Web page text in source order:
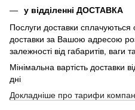
у відділенні ДОСТАВКА
Послуги доставки сплачуються
доставки за Вашою адресою
залежності від габаритів, ваги
Мінімальна вартість доставки
дні
Докладніше про тарифи